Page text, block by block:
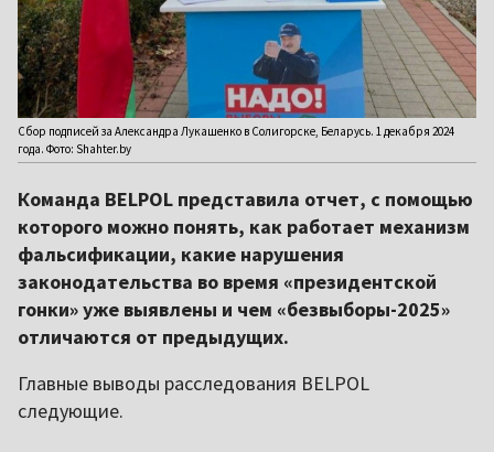
Сбор подписей за Александра Лукашенко в Солигорске, Беларусь. 1 декабря 2024
года. Фото: Shahter.by
Команда BELPOL представила отчет, с помощью
которого можно понять, как работает механизм
фальсификации, какие нарушения
законодательства во время «президентской
гонки» уже выявлены и чем «безвыборы-2025»
отличаются от предыдущих.
Главные выводы расследования BELPOL
следующие.